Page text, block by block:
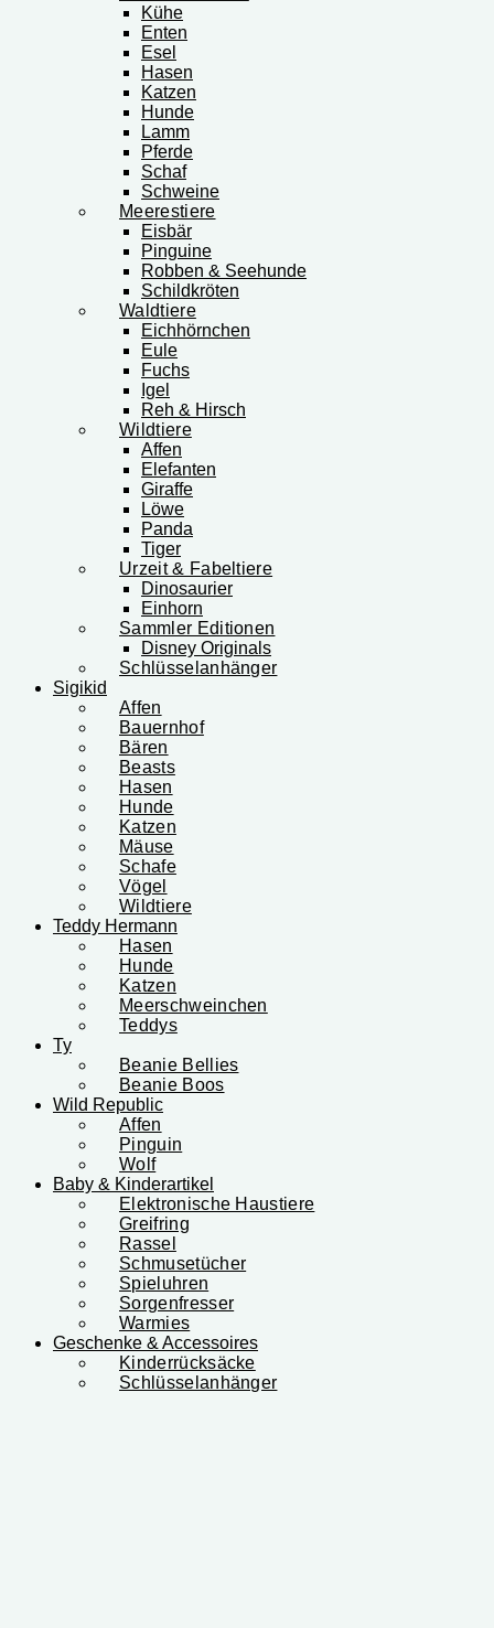
Kühe
Enten
Esel
Hasen
Katzen
Hunde
Lamm
Pferde
Schaf
Schweine
Meerestiere
Eisbär
Pinguine
Robben & Seehunde
Schildkröten
Waldtiere
Eichhörnchen
Eule
Fuchs
Igel
Reh & Hirsch
Wildtiere
Affen
Elefanten
Giraffe
Löwe
Panda
Tiger
Urzeit & Fabeltiere
Dinosaurier
Einhorn
Sammler Editionen
Disney Originals
Schlüsselanhänger
Sigikid
Affen
Bauernhof
Bären
Beasts
Hasen
Hunde
Katzen
Mäuse
Schafe
Vögel
Wildtiere
Teddy Hermann
Hasen
Hunde
Katzen
Meerschweinchen
Teddys
Ty
Beanie Bellies
Beanie Boos
Wild Republic
Affen
Pinguin
Wolf
Baby & Kinderartikel
Elektronische Haustiere
Greifring
Rassel
Schmusetücher
Spieluhren
Sorgenfresser
Warmies
Geschenke & Accessoires
Kinderrücksäcke
Schlüsselanhänger